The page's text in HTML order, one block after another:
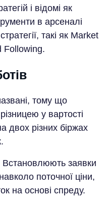
і відомі як
в арсеналі
такі як Market
Following.
тому що
у вартості
двох різних біржах
Встановлюють заявки
поточної ціни,
на основі спреду.